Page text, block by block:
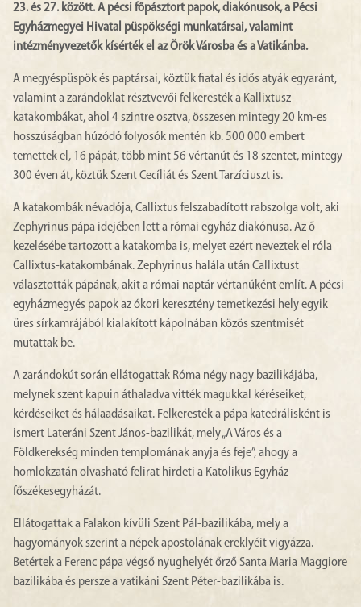
23. és 27. között. A pécsi főpásztort papok, diakónusok, a Pécsi
Egyházmegyei Hivatal püspökségi munkatársai, valamint
intézményvezetők kísérték el az Örök Városba és a Vatikánba.
A megyéspüspök és paptársai, köztük fiatal és idős atyák egyaránt,
valamint a zarándoklat résztvevői felkeresték a Kallixtusz-
katakombákat, ahol 4 szintre osztva, összesen mintegy 20 km-es
hosszúságban húzódó folyosók mentén kb. 500 000 embert
temettek el, 16 pápát, több mint 56 vértanút és 18 szentet, mintegy
300 éven át, köztük Szent Cecíliát és Szent Tarzíciuszt is.
A katakombák névadója, Callixtus felszabadított rabszolga volt, aki
Zephyrinus pápa idejében lett a római egyház diakónusa. Az ő
kezelésébe tartozott a katakomba is, melyet ezért neveztek el róla
Callixtus-katakombának. Zephyrinus halála után Callixtust
választották pápának, akit a római naptár vértanúként említ. A pécsi
egyházmegyés papok az ókori keresztény temetkezési hely egyik
üres sírkamrájából kialakított kápolnában közös szentmisét
mutattak be.
A zarándokút során ellátogattak Róma négy nagy bazilikájába,
melynek szent kapuin áthaladva vitték magukkal kéréseiket,
kérdéseiket és hálaadásaikat. Felkeresték a pápa katedrálisként is
ismert Lateráni Szent János-bazilikát, mely „A Város és a
Földkerekség minden templomának anyja és feje”, ahogy a
homlokzatán olvasható felirat hirdeti a Katolikus Egyház
főszékesegyházát.
Ellátogattak a Falakon kívüli Szent Pál-bazilikába, mely a
hagyományok szerint a népek apostolának ereklyéit vigyázza.
Betértek a Ferenc pápa végső nyughelyét őrző Santa Maria Maggiore
bazilikába és persze a vatikáni Szent Péter-bazilikába is.